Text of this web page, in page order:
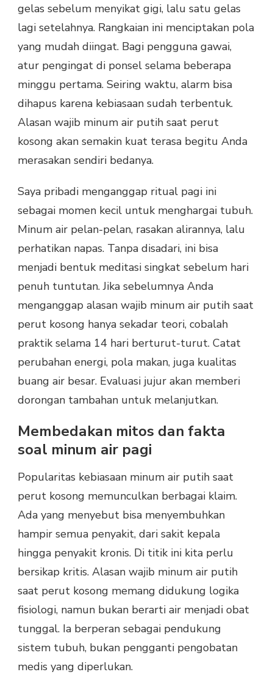
gelas sebelum menyikat gigi, lalu satu gelas
lagi setelahnya. Rangkaian ini menciptakan pola
yang mudah diingat. Bagi pengguna gawai,
atur pengingat di ponsel selama beberapa
minggu pertama. Seiring waktu, alarm bisa
dihapus karena kebiasaan sudah terbentuk.
Alasan wajib minum air putih saat perut
kosong akan semakin kuat terasa begitu Anda
merasakan sendiri bedanya.
Saya pribadi menganggap ritual pagi ini
sebagai momen kecil untuk menghargai tubuh.
Minum air pelan-pelan, rasakan alirannya, lalu
perhatikan napas. Tanpa disadari, ini bisa
menjadi bentuk meditasi singkat sebelum hari
penuh tuntutan. Jika sebelumnya Anda
menganggap alasan wajib minum air putih saat
perut kosong hanya sekadar teori, cobalah
praktik selama 14 hari berturut-turut. Catat
perubahan energi, pola makan, juga kualitas
buang air besar. Evaluasi jujur akan memberi
dorongan tambahan untuk melanjutkan.
Membedakan mitos dan fakta
soal minum air pagi
Popularitas kebiasaan minum air putih saat
perut kosong memunculkan berbagai klaim.
Ada yang menyebut bisa menyembuhkan
hampir semua penyakit, dari sakit kepala
hingga penyakit kronis. Di titik ini kita perlu
bersikap kritis. Alasan wajib minum air putih
saat perut kosong memang didukung logika
fisiologi, namun bukan berarti air menjadi obat
tunggal. Ia berperan sebagai pendukung
sistem tubuh, bukan pengganti pengobatan
medis yang diperlukan.